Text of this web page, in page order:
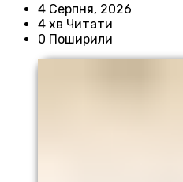
4 Серпня, 2026
4 хв Читати
0 Поширили